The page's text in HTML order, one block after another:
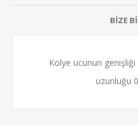
BİZE
Kolye ucunun
uzunluğu